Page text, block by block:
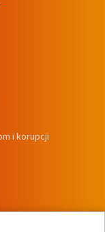
i korupcji